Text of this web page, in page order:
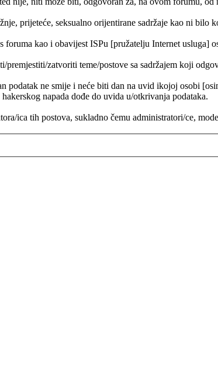
prijeteće, seksualno orijentirane sadržaje kao ni
kao i obavijest ISPu [pružatelju Internet usluga]
zatvoriti teme/postove sa sadržajem koji
podatak ne smije i neće biti dan na uvid ikojoj osobi
napada dođe do uvida u/otkrivanja podataka.
ica tih postova, sukladno čemu administratori/ce,